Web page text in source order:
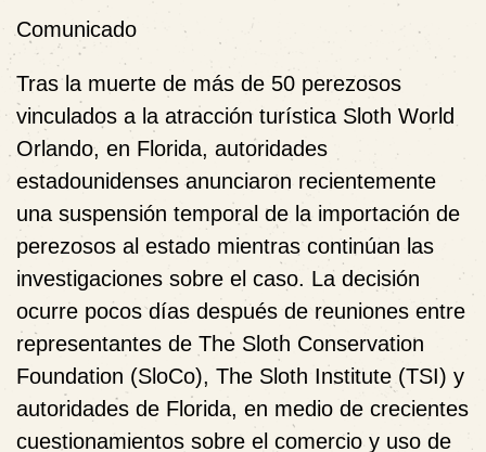
Comunicado
Tras la muerte de más de 50 perezosos
vinculados a la atracción turística Sloth World
Orlando, en Florida, autoridades
estadounidenses anunciaron recientemente
una suspensión temporal de la importación de
perezosos al estado mientras continúan las
investigaciones sobre el caso. La decisión
ocurre pocos días después de reuniones entre
representantes de The Sloth Conservation
Foundation (SloCo), The Sloth Institute (TSI) y
autoridades de Florida, en medio de crecientes
cuestionamientos sobre el comercio y uso de